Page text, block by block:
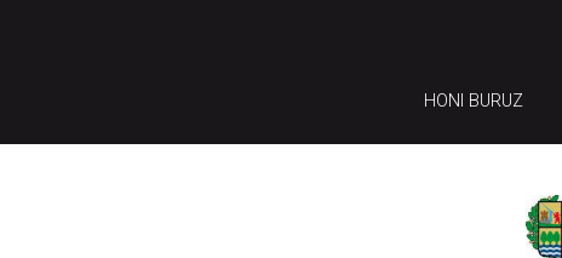
HONI BURUZ